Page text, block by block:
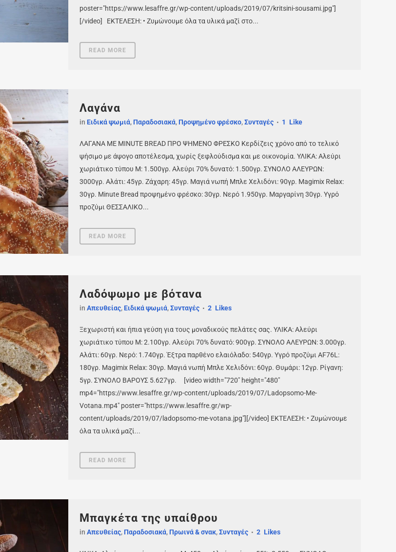
poster="https://www.lesaffre.gr/wp-content/uploads/2019/07/kritsini-sousami.jpg"]
[/video] ΕΚΤΕΛΕΣΗ: • Ζυμώνουμε όλα τα υλικά μαζί στο...
READ MORE
Λαγάνα
in Ειδικά ψωμιά, Παραδοσιακά, Προψημένο φρέσκο,Συνταγές 1 Like
ΛΑΓΑΝΑ ΜΕ MINUTE BREAD ΠΡΟ ΨΗΜΕΝΟ ΦΡΕΣΚΟ Κερδίζεις χρόνο από το τελικό
ψήσιμο με άψογο αποτέλεσμα, χωρίς ξεφλούδισμα και με οικονομία. ΥΛΙΚΑ: Αλεύρι
χωριάτικο τύπου Μ: 1.500γρ. Αλεύρι 70% δυνατό: 1.500γρ. ΣΥΝΟΛΟ ΑΛΕΥΡΩΝ:
3000γρ. Αλάτι: 45γρ. Ζάχαρη: 45γρ. Μαγιά νωπή Μπλε Χελιδόνι: 90γρ. Magimix Relax:
30γρ. Minute Bread προψημένο φρέσκο: 30γρ. Νερό 1.950γρ. Μαργαρίνη 30γρ. Υγρό
προζύμι ΘΕΣΣΑΛΙΚΟ...
READ MORE
Λαδόψωμο με βότανα
in Απευθείας, Ειδικά ψωμιά,Συνταγές 2 Likes
Ξεχωριστή και ήπια γεύση για τους μοναδικούς πελάτες σας. ΥΛΙΚΑ: Αλεύρι
χωριάτικο τύπου Μ: 2.100γρ. Αλεύρι 70% δυνατό: 900γρ. ΣΥΝΟΛΟ ΑΛΕΥΡΩΝ: 3.000γρ.
Αλάτι: 60γρ. Νερό: 1.740γρ. Έξτρα παρθένο ελαιόλαδο: 540γρ. Υγρό προζύμι AF76L:
180γρ. Magimix Relax: 30γρ. Μαγιά νωπή Μπλε Χελιδόνι: 60γρ. Θυμάρι: 12γρ. Ρίγανη:
5γρ. ΣΥΝΟΛΟ ΒΑΡΟΥΣ 5.627γρ. [video width="720" height="480"
mp4="https://www.lesaffre.gr/wp-content/uploads/2019/07/Ladopsomo-Me-
Votana.mp4" poster="https://www.lesaffre.gr/wp-
content/uploads/2019/07/ladopsomo-me-votana.jpg"][/video] ΕΚΤΕΛΕΣΗ: • Ζυμώνουμε
όλα τα υλικά μαζί...
READ MORE
Μπαγκέτα της υπαίθρου
in Απευθείας, Παραδοσιακά, Πρωινά & σνακ,Συνταγές 2 Likes